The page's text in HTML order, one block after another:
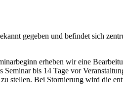
gegeben und befindet sich
erheben wir eine
bis 14 Tage vor
stellen. Bei Stornierung wird die